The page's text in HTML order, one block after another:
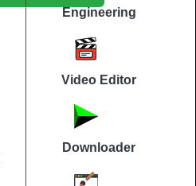
Engineering
Video Editor
Downloader